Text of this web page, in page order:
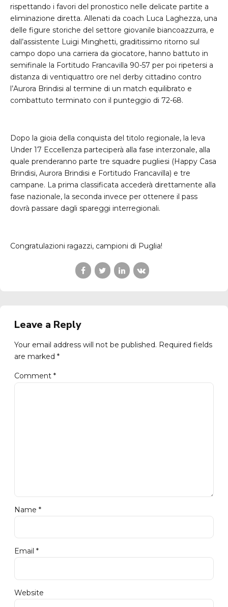
rispettando i favori del pronostico nelle delicate partite a
eliminazione diretta. Allenati da coach Luca Laghezza, una
delle figure storiche del settore giovanile biancoazzurra, e
dall’assistente Luigi Minghetti, graditissimo ritorno sul
campo dopo una carriera da giocatore, hanno battuto in
semifinale la Fortitudo Francavilla 90-57 per poi ripetersi a
distanza di ventiquattro ore nel derby cittadino contro
l’Aurora Brindisi al termine di un match equilibrato e
combattuto terminato con il punteggio di 72-68.
Dopo la gioia della conquista del titolo regionale, la leva
Under 17 Eccellenza parteciperà alla fase interzonale, alla
quale prenderanno parte tre squadre pugliesi (Happy Casa
Brindisi, Aurora Brindisi e Fortitudo Francavilla) e tre
campane. La prima classificata accederà direttamente alla
fase nazionale, la seconda invece per ottenere il pass
dovrà passare dagli spareggi interregionali.
Congratulazioni ragazzi, campioni di Puglia!
Leave a Reply
Your email address will not be published. Required fields
are marked *
Comment *
Name *
Email *
Website